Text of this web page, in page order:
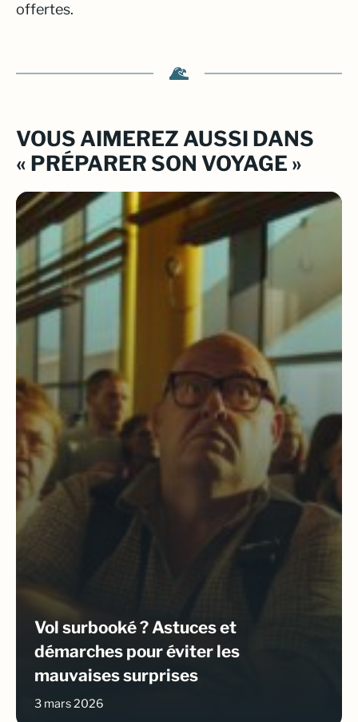
offertes.
VOUS AIMEREZ AUSSI DANS
« PRÉPARER SON VOYAGE »
Vol surbooké ? Astuces et
démarches pour éviter les
mauvaises surprises
3 mars 2026